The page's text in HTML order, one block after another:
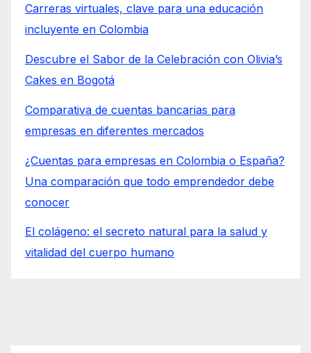
Carreras virtuales, clave para una educación
incluyente en Colombia
Descubre el Sabor de la Celebración con Olivia’s
Cakes en Bogotá
Comparativa de cuentas bancarias para
empresas en diferentes mercados
¿Cuentas para empresas en Colombia o España?
Una comparación que todo emprendedor debe
conocer
El colágeno: el secreto natural para la salud y
vitalidad del cuerpo humano